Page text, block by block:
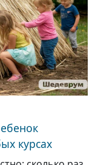
курсах